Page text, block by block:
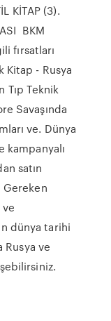
KİTAP (3).
BKM
fırsatları
- Rusya
Tıp Teknik
Savaşında
ve. Dünya
kampanyalı
satın
Gereken
dünya tarihi
Rusya ve